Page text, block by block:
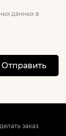
данных в
Отправить
заказ